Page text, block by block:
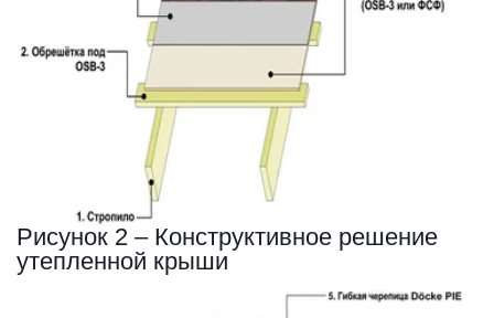
Рисунок 2 – Конструктивное решение
утепленной крыши